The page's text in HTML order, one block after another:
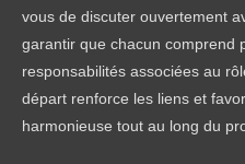
vous de discuter ouvertement
garantir que chacun comprend
responsabilités associées au
départ renforce les liens et
harmonieuse tout au long du